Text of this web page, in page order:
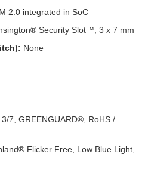
2.0 integrated in SoC
Security Slot™, 3 x 7 mm
None
3/7, GREENGUARD®, RoHS /
Flicker Free, Low Blue Light,